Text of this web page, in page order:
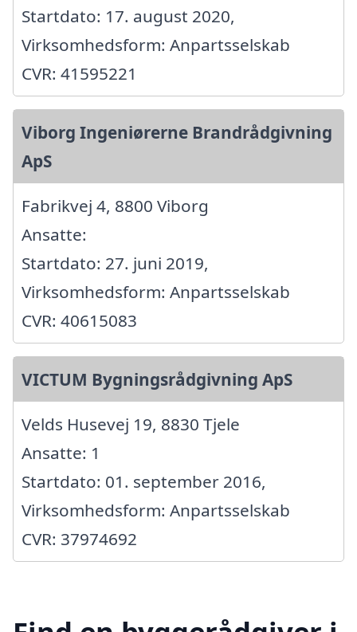
Startdato: 17. august 2020,
Virksomhedsform: Anpartsselskab
CVR: 41595221
Viborg Ingeniørerne Brandrådgivning
ApS
Fabrikvej 4, 8800 Viborg
Ansatte:
Startdato: 27. juni 2019,
Virksomhedsform: Anpartsselskab
CVR: 40615083
VICTUM Bygningsrådgivning ApS
Velds Husevej 19, 8830 Tjele
Ansatte: 1
Startdato: 01. september 2016,
Virksomhedsform: Anpartsselskab
CVR: 37974692